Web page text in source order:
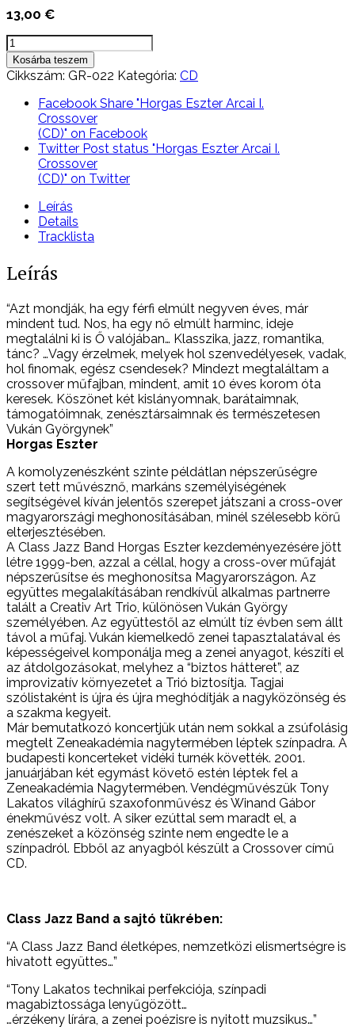
13,00 €
Horgas
Eszter
Arcai
Crossover
mennyiség
Kosárba teszem
Cikkszám: GR-022 Kategória: CD
Facebook Share "Horgas Eszter Arcai I.
Crossover
(CD)" on Facebook
Twitter Post status "Horgas Eszter Arcai I.
Crossover
(CD)" on Twitter
Leírás
Details
Tracklista
Leírás
“Azt mondják, ha egy férfi elmúlt negyven éves, már
mindent tud. Nos, ha egy nő elmúlt harminc, ideje
megtalálni ki is Ő valójában… Klasszika, jazz, romantika,
tánc? …Vagy érzelmek, melyek hol szenvedélyesek, vadak,
hol finomak, egész csendesek? Mindezt megtaláltam a
crossover műfajban, mindent, amit 10 éves korom óta
keresek. Köszönet két kislányomnak, barátaimnak,
támogatóimnak, zenésztársaimnak és természetesen
Vukán Györgynek”
Horgas Eszter
A komolyzenészként szinte példátlan népszerűségre
szert tett művésznő, markáns személyiségének
segítségével kíván jelentős szerepet játszani a cross-over
magyarországi meghonosításában, minél szélesebb körű
elterjesztésében.
A Class Jazz Band Horgas Eszter kezdeményezésére jött
létre 1999-ben, azzal a céllal, hogy a cross-over műfaját
népszerűsítse és meghonosítsa Magyarországon. Az
együttes megalakításában rendkívül alkalmas partnerre
talált a Creativ Art Trio, különösen Vukán György
személyében. Az együttestől az elmúlt tíz évben sem állt
távol a műfaj. Vukán kiemelkedő zenei tapasztalatával és
képességeivel komponálja meg a zenei anyagot, készíti el
az átdolgozásokat, melyhez a “biztos hátteret”, az
improvizatív környezetet a Trió biztosítja. Tagjai
szólistaként is újra és újra meghódítják a nagyközönség és
a szakma kegyeit.
Már bemutatkozó koncertjük után nem sokkal a zsúfolásig
megtelt Zeneakadémia nagytermében léptek színpadra. A
budapesti koncerteket vidéki turnék követték. 2001.
januárjában két egymást követő estén léptek fel a
Zeneakadémia Nagytermében. Vendégművészük Tony
Lakatos világhírű szaxofonművész és Winand Gábor
énekművész volt. A siker ezúttal sem maradt el, a
zenészeket a közönség szinte nem engedte le a
színpadról. Ebből az anyagból készült a Crossover című
CD.
Class Jazz Band a sajtó tükrében:
“A Class Jazz Band életképes, nemzetközi elismertségre is
hivatott együttes…”
“Tony Lakatos technikai perfekciója, színpadi
magabiztossága lenyűgözött…
…érzékeny lírára, a zenei poézisre is nyitott muzsikus…”